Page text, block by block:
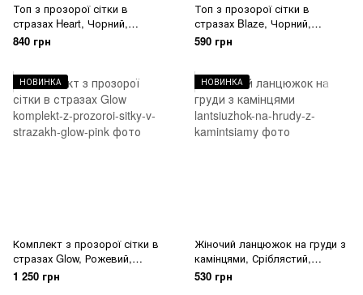
Топ з прозорої сітки в
стразах Heart, Чорний,
ONESIZE
840 грн
Топ з прозорої сітки в
стразах Blaze, Чорний,
ONESIZE
590 грн
НОВИНКА
Комплект з прозорої сітки в
стразах Glow, Рожевий,
ONESIZE
1 250 грн
НОВИНКА
Жіночий ланцюжок на груди з
камінцями, Сріблястий,
ONESIZE
530 грн